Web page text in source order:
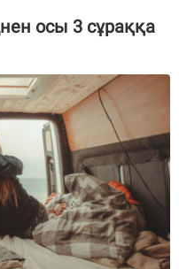
осы 3 сұраққа